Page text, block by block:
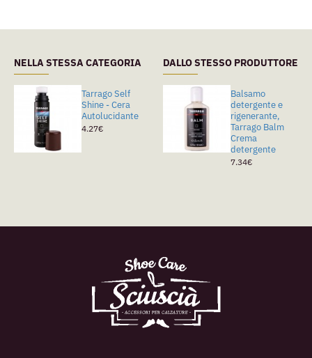
NELLA STESSA CATEGORIA
Tarrago Self
Shine - Cera
Autolucidante
4.27€
Saphir
Canadian
Crema per
Giacche e
Borse
7.93€
DALLO STESSO PRODUTTORE
Balsamo
detergente e
rigenerante,
Tarrago Balm
Crema
detergente
7.34€